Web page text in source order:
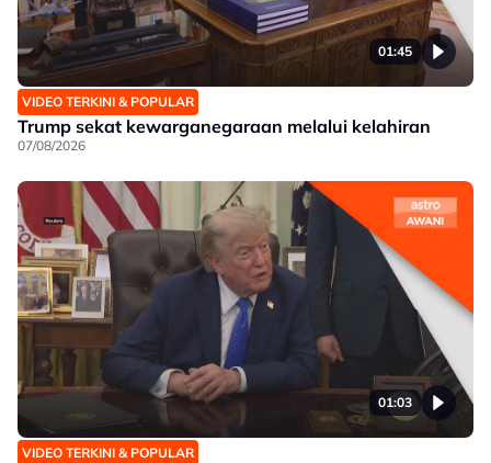
01:45
VIDEO TERKINI & POPULAR
Trump sekat kewarganegaraan melalui kelahiran
07/08/2026
01:03
VIDEO TERKINI & POPULAR